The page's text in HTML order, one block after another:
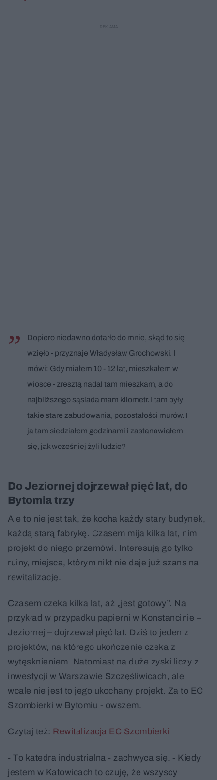
Dopiero niedawno dotarło do mnie, skąd to się
wzięło - przyznaje Władysław Grochowski. I
mówi: Gdy miałem 10 - 12 lat, mieszkałem w
wiosce - zresztą nadal tam mieszkam, a do
najbliższego sąsiada mam kilometr. I tam były
takie stare zabudowania, pozostałości murów. I
ja tam siedziałem godzinami i zastanawiałem
się, jak wcześniej żyli ludzie?
Do Jeziornej dojrzewał pięć lat, do
Bytomia trzy
Ale to nie jest tak, że kocha każdy stary budynek,
każdą starą fabrykę. Czasem mija kilka lat, nim
projekt do niego przemówi. Interesują go tylko
ruiny, miejsca, którym nikt nie daje już szans na
rewitalizację.
Czasem czeka kilka lat, aż „jest gotowy”. Na
przykład w przypadku papierni w Konstancinie –
Jeziornej – dojrzewał pięć lat. Dziś to jeden z
projektów, na którego ukończenie czeka z
wytęsknieniem. Natomiast na duże zyski liczy z
inwestycji w Warszawie Szczęśliwicach, ale
wcale nie jest to jego ukochany projekt. Za to EC
Szombierki w Bytomiu - owszem.
Czytaj też: Rewitalizacja EC Szombierki
- To katedra industrialna - zachwyca się. - Kiedy
jestem w Katowicach to czuję, że wszyscy